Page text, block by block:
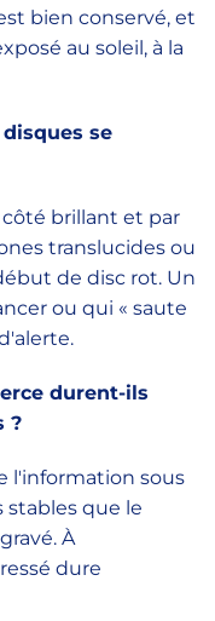
bien conservé, et
au soleil, à la
se
côté brillant et par
translucides ou
de disc rot. Un
ou qui « saute
durent-ils
?
l'information sous
stables que le
À
dure